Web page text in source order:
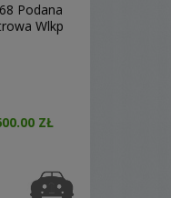
Podana
Wlkp
ZŁ